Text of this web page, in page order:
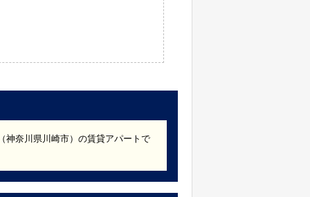
神奈川県川崎市）の賃貸アパートで